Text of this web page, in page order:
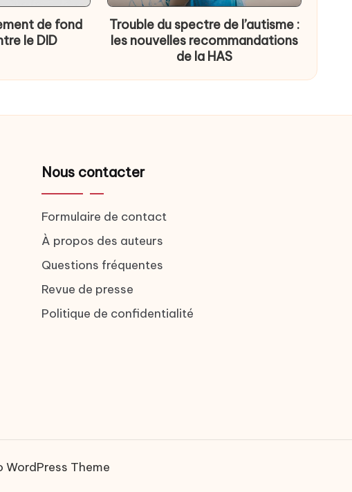
de fond
le DID
in
Trouble du spectre de l’autisme :
les nouvelles recommandations
de la HAS
Nous contacter
Formulaire de contact
À propos des auteurs
Questions fréquentes
Revue de presse
Politique de confidentialité
WordPress Theme